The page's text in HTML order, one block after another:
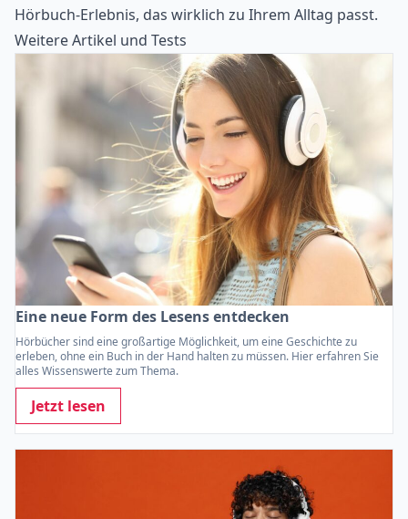
Hörbuch-Erlebnis, das wirklich zu Ihrem Alltag passt.
Weitere Artikel und Tests
Eine neue Form des Lesens entdecken
Hörbücher sind eine großartige Möglichkeit, um eine Geschichte zu
erleben, ohne ein Buch in der Hand halten zu müssen. Hier erfahren Sie
alles Wissenswerte zum Thema.
Jetzt lesen